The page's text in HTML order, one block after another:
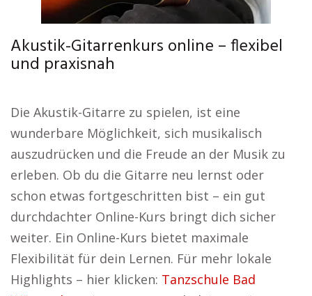
Akustik-Gitarrenkurs online – flexibel
und praxisnah
Die Akustik-Gitarre zu spielen, ist eine
wunderbare Möglichkeit, sich musikalisch
auszudrücken und die Freude an der Musik zu
erleben. Ob du die Gitarre neu lernst oder
schon etwas fortgeschritten bist – ein gut
durchdachter Online-Kurs bringt dich sicher
weiter. Ein Online-Kurs bietet maximale
Flexibilität für dein Lernen. Für mehr lokale
Highlights – hier klicken: Tanzschule Bad